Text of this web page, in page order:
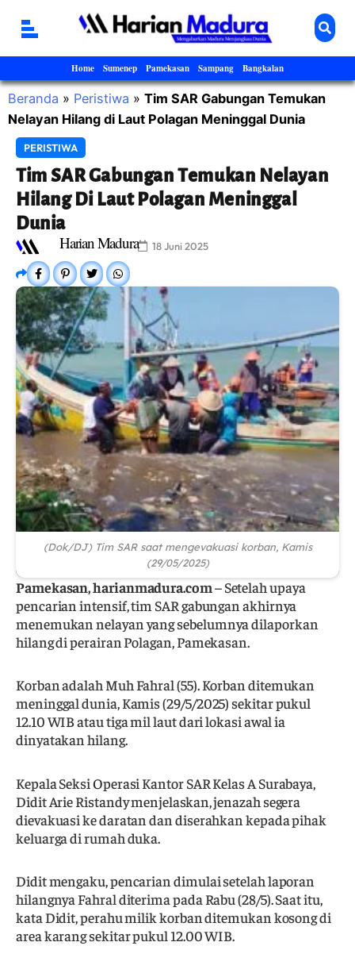
Home Sumenep Pamekasan Sampang Bangkalan
Beranda » Peristiwa » Tim SAR Gabungan Temukan
Nelayan Hilang di Laut Polagan Meninggal Dunia
PERISTIWA
Tim SAR Gabungan Temukan Nelayan
Hilang Di Laut Polagan Meninggal
Dunia 18 Juni 2025
Harian Madura
(Dok/DJ) Tim SAR saat mengevakuasi korban, Kamis
(29/05/2025)
Pamekasan, harianmadura.com– Setelah upaya
pencarian intensif, tim SAR gabungan akhirnya
menemukan nelayan yang sebelumnya dilaporkan
hilang di perairan Polagan, Pamekasan.
Korban adalah Muh Fahral (55). Korban ditemukan
meninggal dunia, Kamis (29/5/2025) sekitar pukul
12.10 WIB atau tiga mil laut dari lokasi awal ia
dinyatakan hilang.
Kepala Seksi Operasi Kantor SAR Kelas A Surabaya,
Didit Arie Ristandy menjelaskan, jenazah segera
dievakuasi ke daratan dan diserahkan kepada pihak
keluarga di rumah duka.
Didit mengaku, pencarian dimulai setelah laporan
hilangnya Fahral diterima pada Rabu (28/5). Saat itu,
kata Didit, perahu milik korban ditemukan kosong di
area karang sekitar pukul 12.00 WIB.